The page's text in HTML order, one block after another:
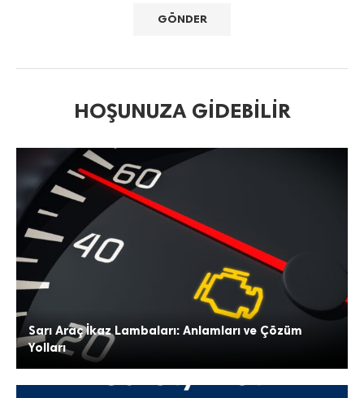
HOŞUNUZA GIDEBILIR
Sarı Araç İkaz Lambaları: Anlamları ve Çözüm
Yolları